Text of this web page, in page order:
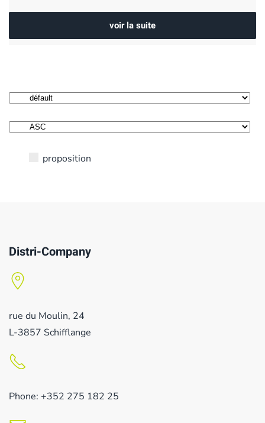
voir la suite
proposition
Distri-Company
rue du Moulin, 24
L-3857 Schifflange
Phone: +352 275 182 25